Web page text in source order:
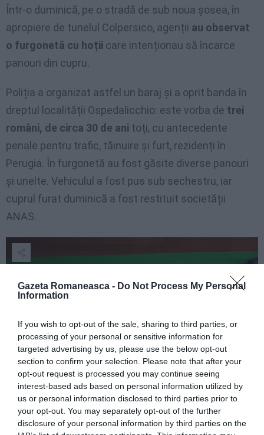
Gazeta Romaneasca - Do Not Process My Personal
Information
If you wish to opt-out of the sale, sharing to third parties, or
processing of your personal or sensitive information for
targeted advertising by us, please use the below opt-out
section to confirm your selection. Please note that after your
opt-out request is processed you may continue seeing
interest-based ads based on personal information utilized by
us or personal information disclosed to third parties prior to
your opt-out. You may separately opt-out of the further
disclosure of your personal information by third parties on the
Într-o duminică, pe o stradă de sub noua șosea, în
apropiere de tunelul Colpersico, agenții au observat
o furgonetă cu hoții care intenționau să încarce
panouri din cupru.
Poliția a organizat astfel un baraj și a oprit banda în
dreptul localității Ospedalicchio: este vorba de trei
români, de circa 30 de ani toți, cu antecedente
penale pentru trafic, tăinuire și furt, rezidenți în
Perugia. În furgonetă au fost găsite diverse panouri
și unelte. Vehiculul a fost pus sub sechestru, iar
cuprul furat duminică a fost restituit societății
ANAS.